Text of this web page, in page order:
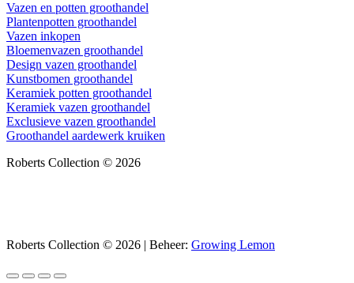
Vazen en potten groothandel
Plantenpotten groothandel
Vazen inkopen
Bloemenvazen groothandel
Design vazen groothandel
Kunstbomen groothandel
Keramiek potten groothandel
Keramiek vazen groothandel
Exclusieve vazen groothandel
Groothandel aardewerk kruiken
Roberts Collection © 2026
Roberts Collection © 2026 | Beheer: Growing Lemon